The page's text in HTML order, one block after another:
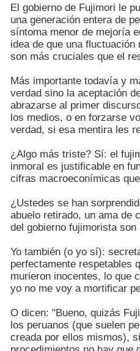
El gobierno de Fujimori le
una generación entera de
síntoma menor de mejoría
idea de que una
son más cruciales que el
Más importante todavía y
verdad sino la aceptación
abrazarse al primer
los medios, o en forzarse
verdad, si esa mentira les
¿Algo más triste? Sí: el
inmoral es justificable en
cifras macroeconímicas
¿Ustedes se han
abuelo retirado, un ama de
del gobierno fujimorista
Yo también (o yo sí):
perfectamente respetables
murieron inocentes, lo que
yo no me voy a mortificar
O dicen: "Bueno, quizás
los peruanos (que suelen
creada por ellos mismos),